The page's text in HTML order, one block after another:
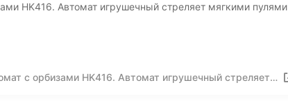
HK416. Автомат игрушечный стреляет мягкими пулями
с орбизами HK416. Автомат игрушечный стреляет